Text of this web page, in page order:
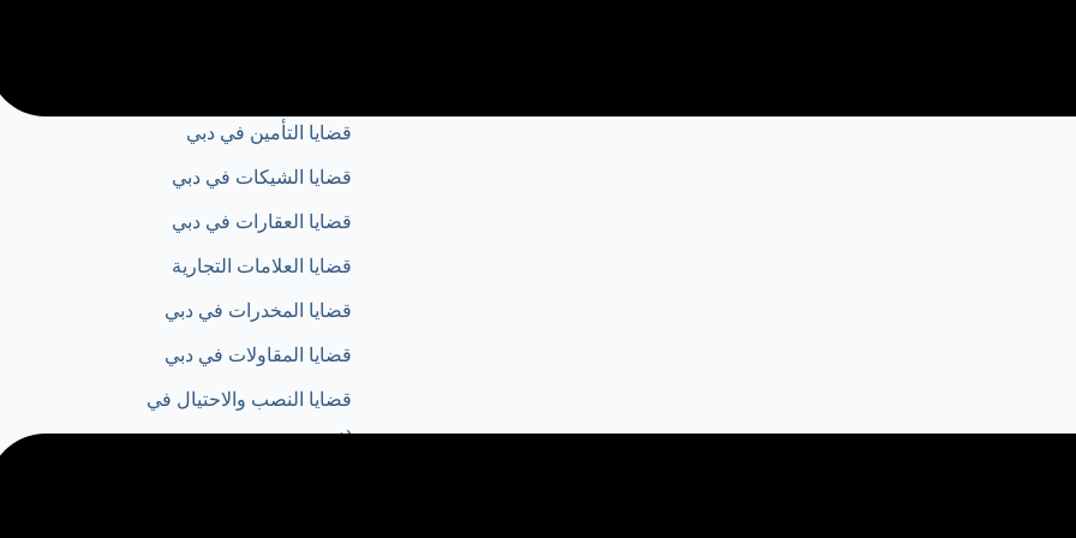
قضايا التأمين في دبي
قضايا الشيكات في دبي
قضايا العقارات في دبي
قضايا العلامات التجارية
قضايا المخدرات في دبي
قضايا المقاولات في دبي
قضايا النصب والاحتيال في
دبي